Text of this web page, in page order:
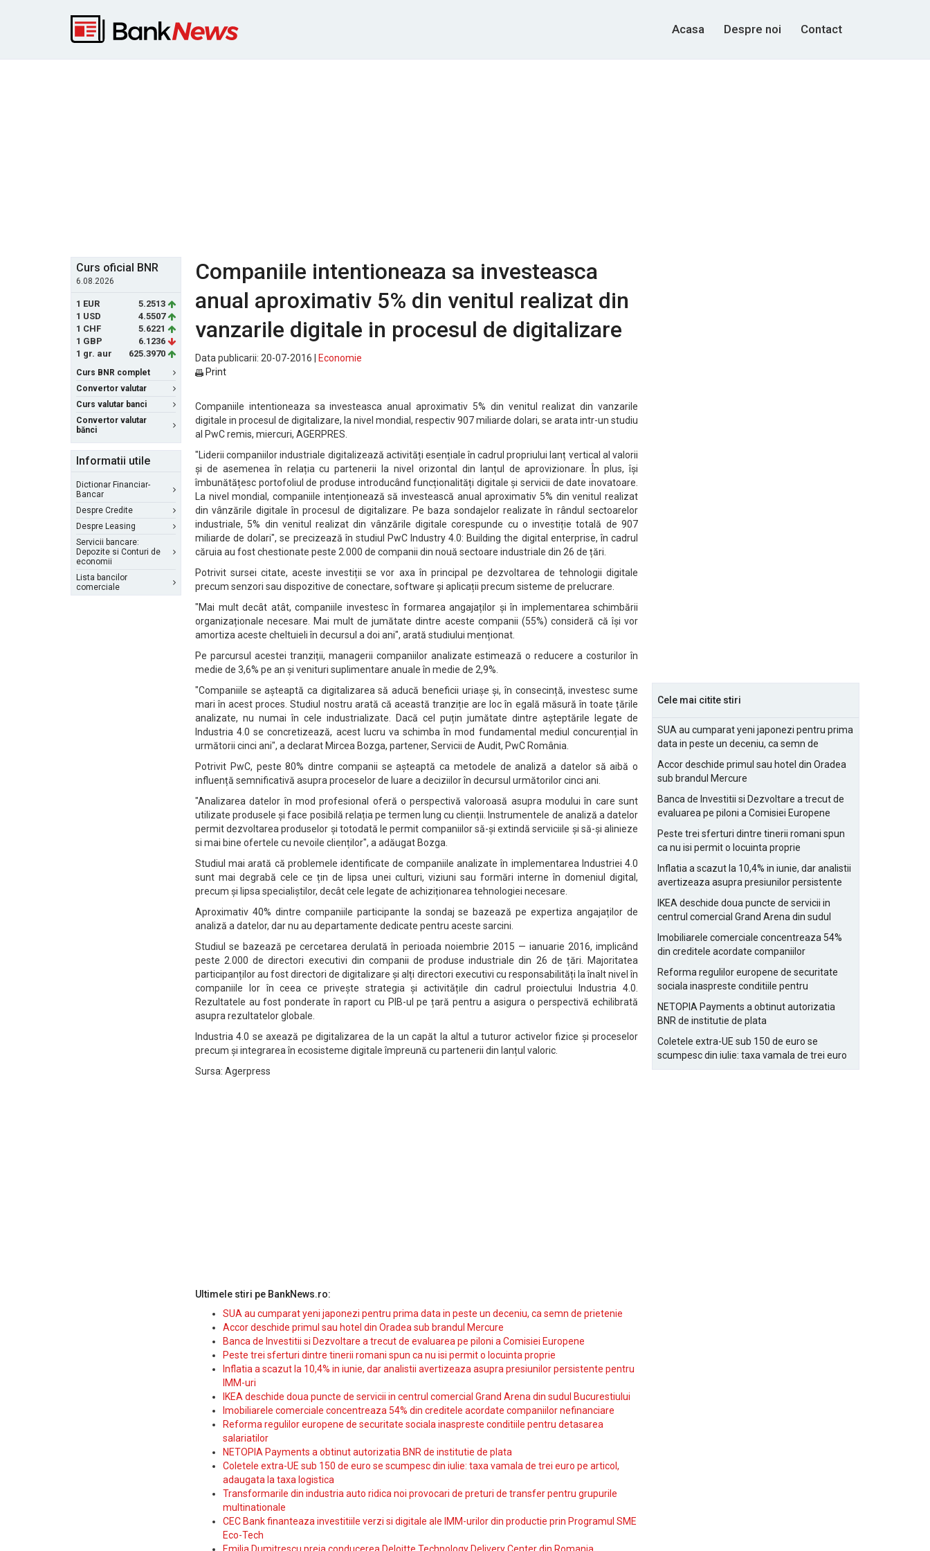
Acasa Despre noi Contact
Curs oficial BNR
6.08.2026
1 EUR
5.2513
1 USD
4.5507
1 CHF
5.6221
1 GBP
6.1236
1 gr. aur
625.3970
Curs BNR complet
Convertor valutar
Curs valutar banci
Convertor valutar
bănci
Informatii utile
Dictionar Financiar-
Bancar
Despre Credite
Despre Leasing
Servicii bancare:
Depozite si Conturi de
economii
Lista bancilor
comerciale
Companiile intentioneaza sa investeasca
anual aproximativ 5% din venitul realizat din
vanzarile digitale in procesul de digitalizare
Data publicarii: 20-07-2016 |
Economie
Print
Companiile intentioneaza sa investeasca anual aproximativ 5% din venitul realizat din vanzarile
digitale in procesul de digitalizare, la nivel mondial, respectiv 907 miliarde dolari, se arata intr-un studiu
al PwC remis, miercuri, AGERPRES.
"Liderii companiilor industriale digitalizează activități esențiale în cadrul propriului lanț vertical al valorii
și de asemenea în relația cu partenerii la nivel orizontal din lanțul de aprovizionare. În plus, își
îmbunătățesc portofoliul de produse introducând funcționalități digitale și servicii de date inovatoare.
La nivel mondial, companiile intenționează să investească anual aproximativ 5% din venitul realizat
din vânzările digitale în procesul de digitalizare. Pe baza sondajelor realizate în rândul sectoarelor
industriale, 5% din venitul realizat din vânzările digitale corespunde cu o investiție totală de 907
miliarde de dolari", se precizează în studiul PwC Industry 4.0: Building the digital enterprise, în cadrul
căruia au fost chestionate peste 2.000 de companii din nouă sectoare industriale din 26 de țări.
Potrivit sursei citate, aceste investiții se vor axa în principal pe dezvoltarea de tehnologii digitale
precum senzori sau dispozitive de conectare, software și aplicații precum sisteme de prelucrare.
"Mai mult decât atât, companiile investesc în formarea angajaților și în implementarea schimbării
organizaționale necesare. Mai mult de jumătate dintre aceste companii (55%) consideră că își vor
amortiza aceste cheltuieli în decursul a doi ani", arată studiului menționat.
Pe parcursul acestei tranziții, managerii companiilor analizate estimează o reducere a costurilor în
medie de 3,6% pe an și venituri suplimentare anuale în medie de 2,9%.
"Companiile se așteaptă ca digitalizarea să aducă beneficii uriașe și, în consecință, investesc sume
mari în acest proces. Studiul nostru arată că această tranziție are loc în egală măsură în toate țările
analizate, nu numai în cele industrializate. Dacă cel puțin jumătate dintre așteptările legate de
Industria 4.0 se concretizează, acest lucru va schimba în mod fundamental mediul concurențial în
următorii cinci ani", a declarat Mircea Bozga, partener, Servicii de Audit, PwC România.
Potrivit PwC, peste 80% dintre companii se așteaptă ca metodele de analiză a datelor să aibă o
influență semnificativă asupra proceselor de luare a deciziilor în decursul următorilor cinci ani.
"Analizarea datelor în mod profesional oferă o perspectivă valoroasă asupra modului în care sunt
utilizate produsele și face posibilă relația pe termen lung cu clienții. Instrumentele de analiză a datelor
permit dezvoltarea produselor și totodată le permit companiilor să-și extindă serviciile și să-și alinieze
si mai bine ofertele cu nevoile clienților", a adăugat Bozga.
Studiul mai arată că problemele identificate de companiile analizate în implementarea Industriei 4.0
sunt mai degrabă cele ce țin de lipsa unei culturi, viziuni sau formări interne în domeniul digital,
precum și lipsa specialiștilor, decât cele legate de achiziționarea tehnologiei necesare.
Aproximativ 40% dintre companiile participante la sondaj se bazează pe expertiza angajaților de
analiză a datelor, dar nu au departamente dedicate pentru aceste sarcini.
Studiul se bazează pe cercetarea derulată în perioada noiembrie 2015 — ianuarie 2016, implicând
peste 2.000 de directori executivi din companii de produse industriale din 26 de țări. Majoritatea
participanților au fost directori de digitalizare și alți directori executivi cu responsabilități la înalt nivel în
companiile lor în ceea ce privește strategia și activitățile din cadrul proiectului Industria 4.0.
Rezultatele au fost ponderate în raport cu PIB-ul pe țară pentru a asigura o perspectivă echilibrată
asupra rezultatelor globale.
Industria 4.0 se axează pe digitalizarea de la un capăt la altul a tuturor activelor fizice și proceselor
precum și integrarea în ecosisteme digitale împreună cu partenerii din lanțul valoric.
Sursa: Agerpress
Ultimele stiri pe BankNews.ro:
SUA au cumparat yeni japonezi pentru prima data in peste un deceniu, ca semn de prietenie
Accor deschide primul sau hotel din Oradea sub brandul Mercure
Banca de Investitii si Dezvoltare a trecut de evaluarea pe piloni a Comisiei Europene
Peste trei sferturi dintre tinerii romani spun ca nu isi permit o locuinta proprie
Inflatia a scazut la 10,4% in iunie, dar analistii avertizeaza asupra presiunilor persistente pentru
IMM-uri
IKEA deschide doua puncte de servicii in centrul comercial Grand Arena din sudul Bucurestiului
Imobiliarele comerciale concentreaza 54% din creditele acordate companiilor nefinanciare
Reforma regulilor europene de securitate sociala inaspreste conditiile pentru detasarea
salariatilor
NETOPIA Payments a obtinut autorizatia BNR de institutie de plata
Coletele extra-UE sub 150 de euro se scumpesc din iulie: taxa vamala de trei euro pe articol,
adaugata la taxa logistica
Transformarile din industria auto ridica noi provocari de preturi de transfer pentru grupurile
multinationale
CEC Bank finanteaza investitiile verzi si digitale ale IMM-urilor din productie prin Programul SME
Eco-Tech
Cele mai citite stiri
SUA au cumparat yeni japonezi pentru prima
data in peste un deceniu, ca semn de
Accor deschide primul sau hotel din Oradea
sub brandul Mercure
Banca de Investitii si Dezvoltare a trecut de
evaluarea pe piloni a Comisiei Europene
Peste trei sferturi dintre tinerii romani spun
ca nu isi permit o locuinta proprie
Inflatia a scazut la 10,4% in iunie, dar analistii
avertizeaza asupra presiunilor persistente
IKEA deschide doua puncte de servicii in
centrul comercial Grand Arena din sudul
Imobiliarele comerciale concentreaza 54%
din creditele acordate companiilor
Reforma regulilor europene de securitate
sociala inaspreste conditiile pentru
NETOPIA Payments a obtinut autorizatia
BNR de institutie de plata
Coletele extra-UE sub 150 de euro se
scumpesc din iulie: taxa vamala de trei euro
pe articol, adaugata la taxa logistica